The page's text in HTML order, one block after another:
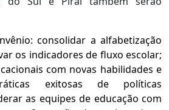
consolidar a alfabetização
os indicadores de fluxo escolar;
com novas habilidades e
exitosas de políticas
as equipes de educação com